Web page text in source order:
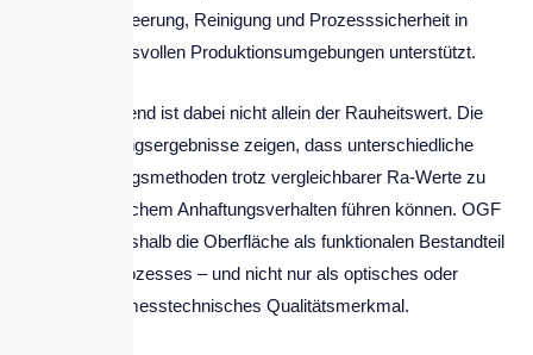
Restentleerung, Reinigung und Prozesssicherheit in
anspruchsvollen Produktionsumgebungen unterstützt.
Entscheidend ist dabei nicht allein der Rauheitswert. Die
Forschungsergebnisse zeigen, dass unterschiedliche
Bearbeitungsmethoden trotz vergleichbarer Ra-Werte zu
unterschiedlichem Anhaftungsverhalten führen können. OGF
betrachtet deshalb die Oberfläche als funktionalen Bestandteil
des Prozesses – und nicht nur als optisches oder
messtechnisches Qualitätsmerkmal.